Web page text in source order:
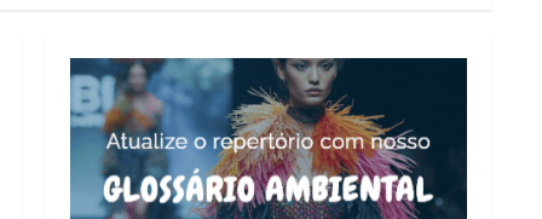
4
2026
4 de agosto de 2026
Projeto testa passaporte
digital na moda nacional